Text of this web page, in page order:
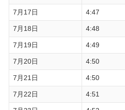
7月17日 4:47
7月18日 4:48
7月19日 4:49
7月20日 4:50
7月21日 4:50
7月22日 4:51